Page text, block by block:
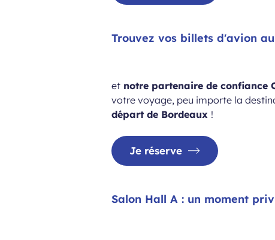
Trouvez vos billets d'avion
et notre partenaire de confiance
votre voyage, peu importe la
départ de Bordeaux !
Je réserve
Salon Hall A : un moment